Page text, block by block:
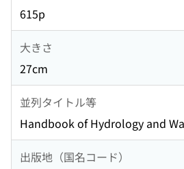
615p
大きさ
27cm
並列タイトル等
Handbook of Hydrology and
出版地（国名コード）